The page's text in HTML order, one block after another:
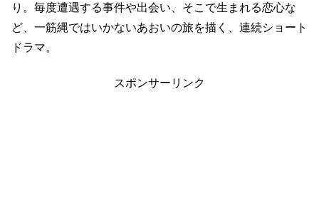
り。毎度遭遇する事件や出会い、そこで生まれる恋心な
ど、一筋縄ではいかないあおいの旅を描く、連続ショート
ドラマ。
スポンサーリンク